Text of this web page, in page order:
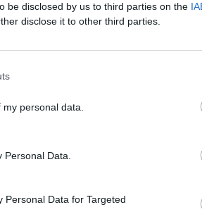
be disclosed by us to third parties on the
disclose it to other third parties.
personal data.
Data.
Personal Data for Targeted
Z okazji Dnia Dziecka życzymy Wam:
Spełnienia marzeń,
słoneczka na narchodzące wakacje,